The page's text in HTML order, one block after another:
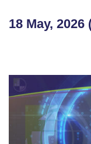
18 May, 2026